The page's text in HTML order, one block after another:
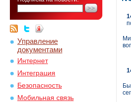
Управление
документами
Интернет
Интеграция
Безопасность
Мобильная связь